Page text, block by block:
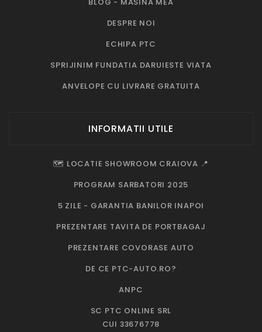
DESPRE NOI
ECHIPA PTC
SPRIJINIM FUNDATIA DARUIESTE VIATA
ANVELOPE CU LIVRARE GRATUITA
INFORMATII UTILE
🗺️ LOCATIE SHOWROOM CRAIOVA 📍
PROGRAM SARBATORI 2025
5 ZILE - GARANTIA BANILOR INAPOI
PREZENTARE TAVITA DE PORTBAGAJ
PREZENTARE COVORASE AUTO
DE CE PTC-AUTO.RO?
ANPC
SC PTC ONLINE SRL
CUI 33676778